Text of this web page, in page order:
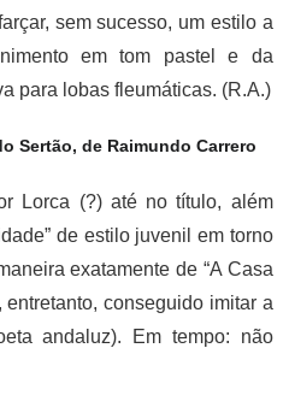
sem sucesso, um estilo a
em tom pastel e da
para lobas fleumáticas. (R.A.)
Sertão, de Raimundo Carrero
Lorca (?) até no título, além
de estilo juvenil em torno
exatamente de “A Casa
entretanto, conseguido imitar a
andaluz). Em tempo: não